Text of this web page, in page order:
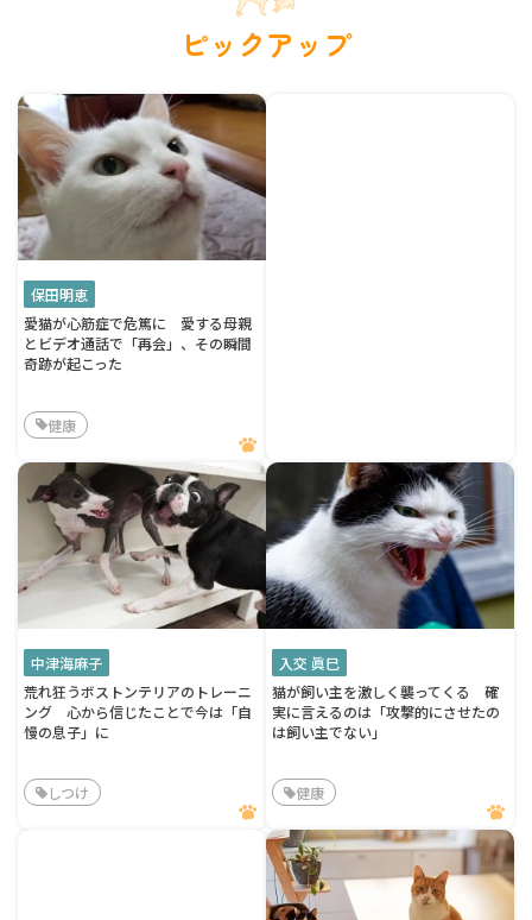
ピックアップ
保田明恵
愛猫が心筋症で危篤に 愛する母親
とビデオ通話で「再会」、その瞬間
奇跡が起こった
健康
中津海麻子
荒れ狂うボストンテリアのトレーニ
ング 心から信じたことで今は「自
慢の息子」に
しつけ
入交 眞巳
猫が飼い主を激しく襲ってくる 確
実に言えるのは「攻撃的にさせたの
は飼い主でない」
健康